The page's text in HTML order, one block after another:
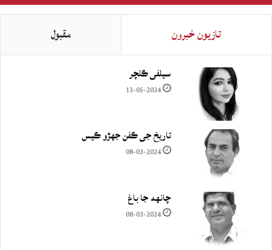
تازيون خبرون مقبول
سيلفي ڪلچر
13-05-2024
تاريخ جي ڪفن جھڙو ڪيس
08-03-2024
چانهه جا باغ
08-03-2024